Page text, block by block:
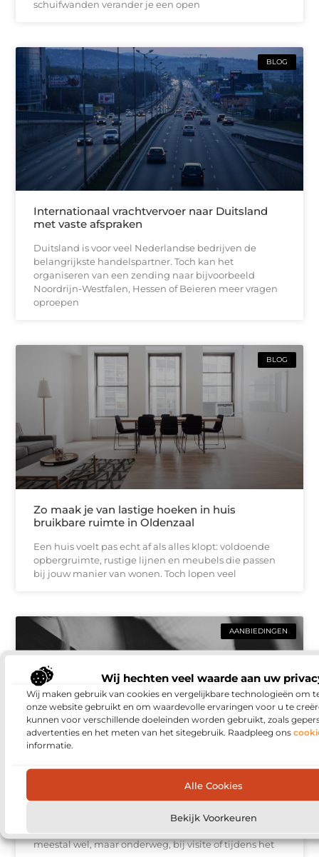
Wij hechten veel waarde aan uw
Wij maken gebruik van cookies en vergelijkbare technologieën om
onze website gebruikt en om waardevolle ervaringen voor u te
kunnen voor verschillende doeleinden worden gebruikt, zoals
advertenties en het meten van het sitegebruik. Raadpleeg ons
informatie.
Alle Cookies
Bekijk Voorkeuren
schuifwanden verander je een open
BLOG
Internationaal vrachtvervoer naar Duitsland
met vaste afspraken
Duitsland is voor veel Nederlandse bedrijven de
belangrijkste handelspartner. Toch kan het
organiseren van een zending naar bijvoorbeeld
Noordrijn-Westfalen, Hessen of Beieren meer vragen
oproepen
BLOG
Zo maak je van lastige hoeken in huis
bruikbare ruimte in Oldenzaal
Een huis voelt pas echt af als alles klopt: voldoende
opbergruimte, rustige lijnen en meubels die passen
bij jouw manier van wonen. Toch lopen veel
AANBIEDINGEN
Zo kies je voedingskleding die voeden
Borstvoeding geven is vaak een combinatie van fijne
meestal wel, maar onderweg, bij visite of tijdens het